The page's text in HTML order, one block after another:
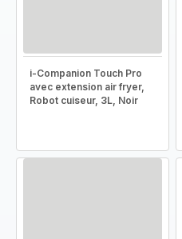
i-Companion Touch Pro
avec extension air fryer,
Robot cuiseur, 3L, Noir